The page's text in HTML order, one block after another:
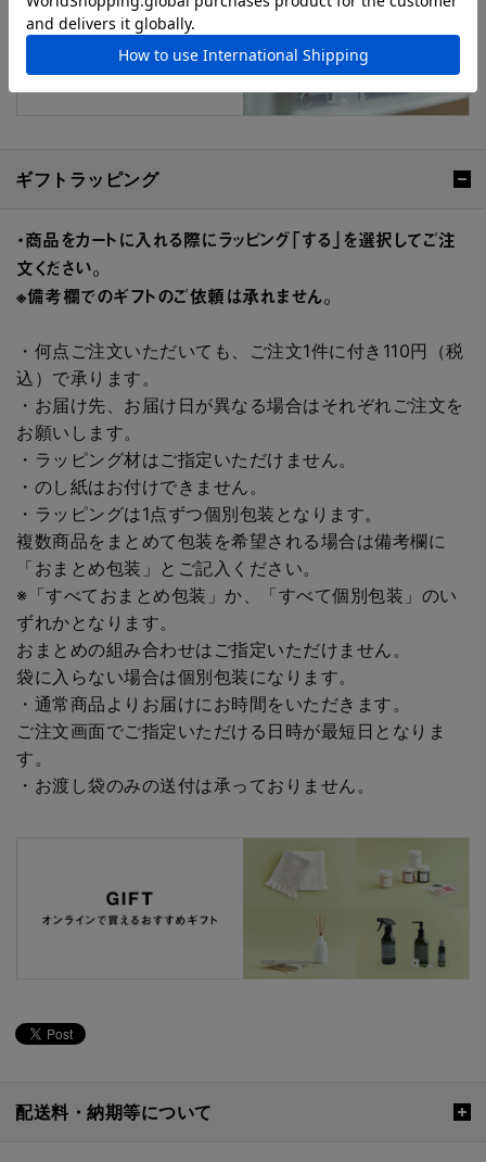
ギフトラッピング
・商品をカートに入れる際にラッピング「する」を選択してご注
文ください。
※備考欄でのギフトのご依頼は承れません。
・何点ご注文いただいても、ご注文1件に付き110円（税
込）で承ります。
・お届け先、お届け日が異なる場合はそれぞれご注文を
お願いします。
・ラッピング材はご指定いただけません。
・のし紙はお付けできません。
・ラッピングは1点ずつ個別包装となります。
複数商品をまとめて包装を希望される場合は備考欄に
「おまとめ包装」とご記入ください。
※「すべておまとめ包装」か、「すべて個別包装」のい
ずれかとなります。
おまとめの組み合わせはご指定いただけません。
袋に入らない場合は個別包装になります。
・通常商品よりお届けにお時間をいただきます。
ご注文画面でご指定いただける日時が最短日となりま
す。
・お渡し袋のみの送付は承っておりません。
配送料・納期等について